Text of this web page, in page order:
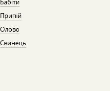
Бабіти
Припій
Олово
Свинець